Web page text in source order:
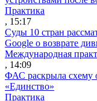
Практика
, 15:17
Суды 10 стран
Google о возврате
Международная
, 14:09
ФАС раскрыла схему
«Единство»
Практика